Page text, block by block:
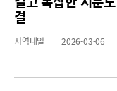
결
지역내일 2026-03-06